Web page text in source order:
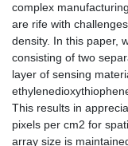
complex
are rife with
density. In this paper,
consisting of two
layer of sensing
This results in
pixels per cm2 for
array size is